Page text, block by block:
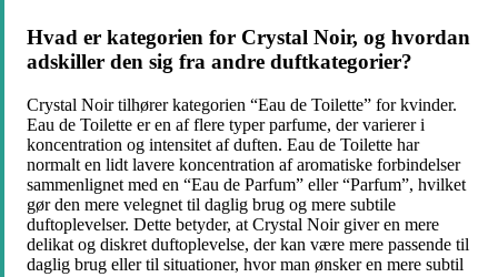
Hvad er kategorien for Crystal Noir, og hvordan
adskiller den sig fra andre duftkategorier?
Crystal Noir tilhører kategorien “Eau de Toilette” for kvinder.
Eau de Toilette er en af ​​flere typer parfume, der varierer i
koncentration og intensitet af duften. Eau de Toilette har
normalt en lidt lavere koncentration af aromatiske forbindelser
sammenlignet med en “Eau de Parfum” eller “Parfum”, hvilket
gør den mere velegnet til daglig brug og mere subtile
duftoplevelser. Dette betyder, at Crystal Noir giver en mere
delikat og diskret duftoplevelse, der kan være mere passende til
daglig brug eller til situationer, hvor man ønsker en mere subtil